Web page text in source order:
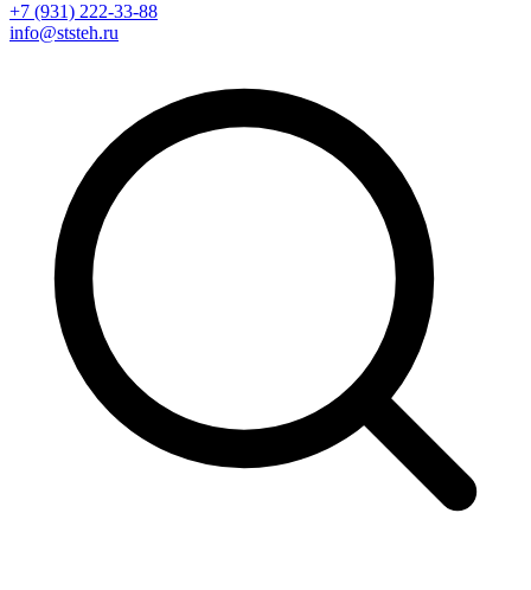
+7 (931) 222-33-88
info@ststeh.ru